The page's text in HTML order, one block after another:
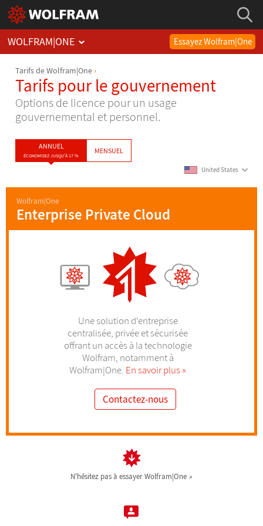
WOLFRAM|ONE Essayez Wolfram|One
Tarifs de Wolfram|One
Tarifs pour le gouvernement
Options de licence pour un usage
gouvernemental et personnel.
ANNUEL
ÉCONOMISEZ JUSQU'À 17 %
MENSUEL
United States
Wolfram|One
Enterprise Private Cloud
Une solution d'entreprise
centralisée, privée et sécurisée
offrant un accès à la technologie
Wolfram, notamment à
Wolfram|One. En savoir plus
Contactez-nous
N'hésitez pas à essayer Wolfram|One